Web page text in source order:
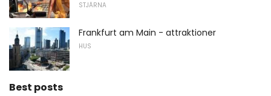
STJÄRNA
Frankfurt am Main - attraktioner
HUS
Best posts